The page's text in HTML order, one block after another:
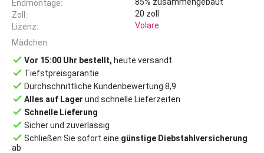
Endmontage
85% zusammengebaut
Zoll
20 zoll
Lizenz
Volare
Mädchen
done Vor 15:00 Uhr bestellt, heute versandt
done Tiefstpreisgarantie
done Durchschnittliche Kundenbewertung 8,9
done Alles auf Lager und schnelle Lieferzeiten
done Schnelle Lieferung
done Sicher und zuverlässig
done Schließen Sie sofort eine günstige Diebstahlversicherung
ab